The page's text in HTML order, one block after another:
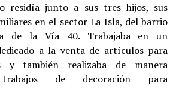
residía junto a sus tres hijos, sus
en el sector La Isla, del barrio
de la Vía 40. Trabajaba en un
a la venta de artículos para
y también realizaba de manera
trabajos de decoración para